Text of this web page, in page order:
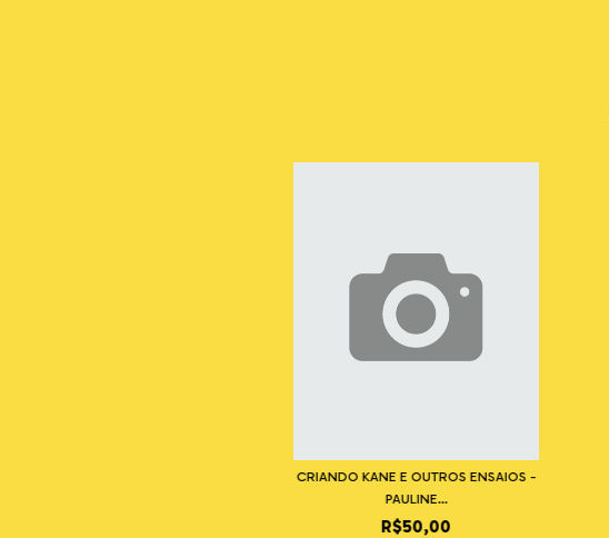
CRIANDO KANE E OUTROS ENSAIOS -
PAULINE...
R$50,00